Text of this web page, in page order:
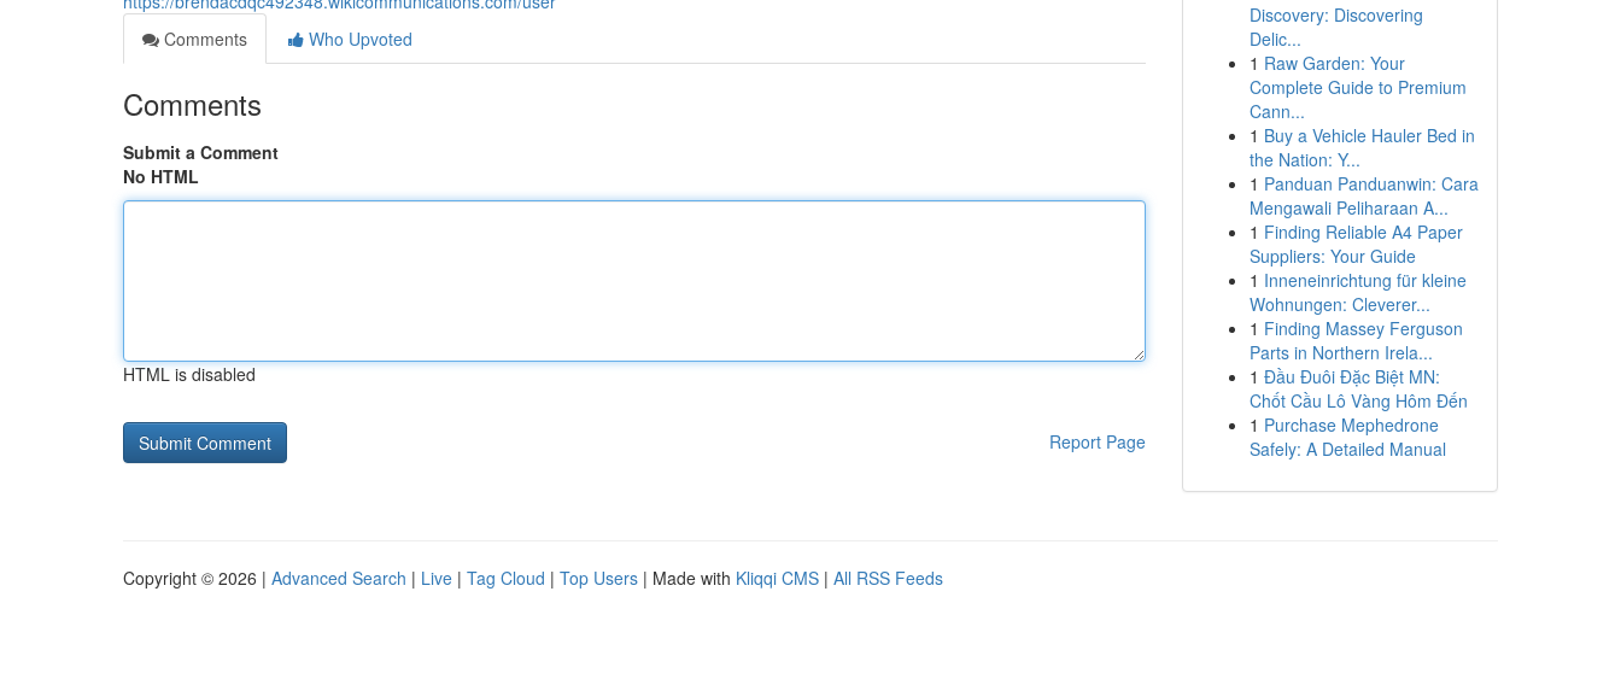
Comments
Who Upvoted
Comments
Submit a Comment
No HTML
HTML is disabled
Report Page
Discovery: Discovering
Delic...
1 Raw Garden: Your
Complete Guide to Premium
Cann...
1 Buy a Vehicle Hauler Bed in
the Nation: Y...
1 Panduan Panduanwin: Cara
Mengawali Peliharaan A...
1 Finding Reliable A4 Paper
Suppliers: Your Guide
1 Inneneinrichtung für kleine
Wohnungen: Cleverer...
1 Finding Massey Ferguson
Parts in Northern Irela...
1 Đầu Đuôi Đặc Biệt MN:
Chốt Cầu Lô Vàng Hôm Đến
1 Purchase Mephedrone
Safely: A Detailed Manual
Copyright © 2026 | Advanced Search | Live | Tag Cloud | Top Users | Made with Kliqqi CMS | All RSS Feeds